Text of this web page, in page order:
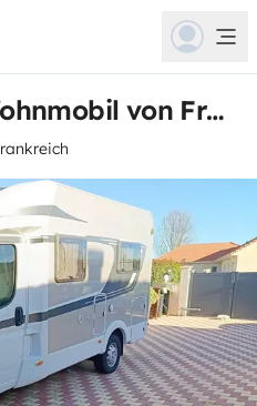
Teilintegriertes Wohnmobil von Francisco